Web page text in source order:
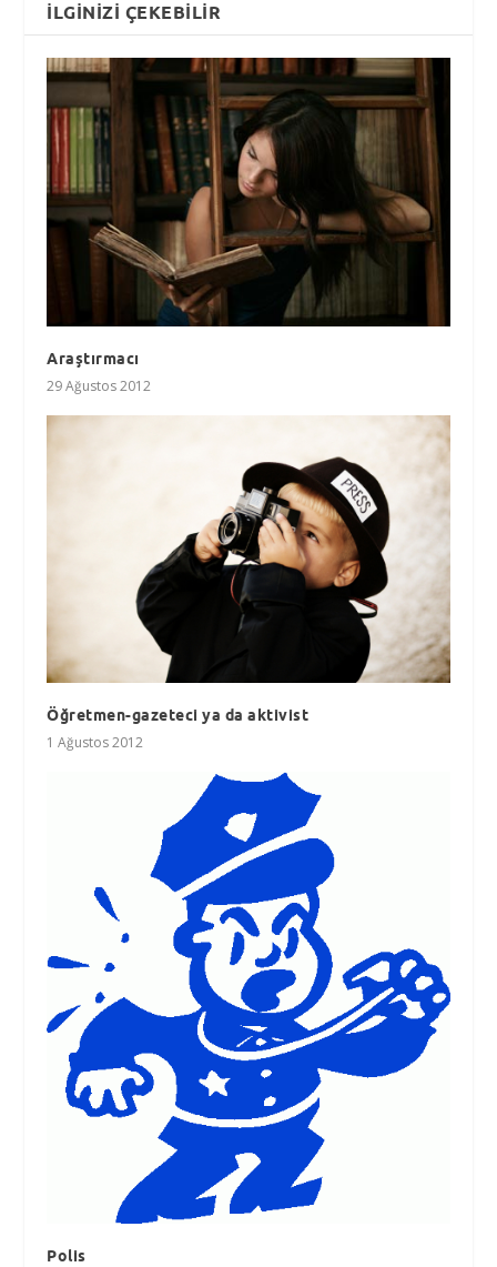
İLGINIZI ÇEKEBILIR
Araştırmacı
29 Ağustos 2012
Öğretmen-gazeteci ya da aktivist
1 Ağustos 2012
Polis